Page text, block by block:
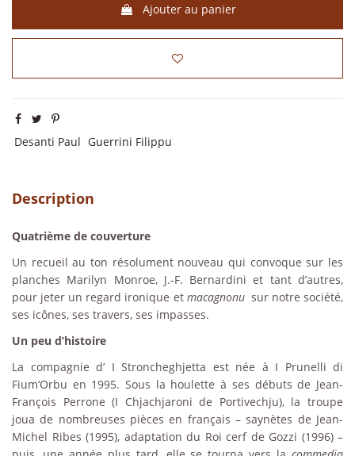
Ajouter au panier
Desanti Paul Guerrini Filippu
Description
Quatrième de couverture
Un recueil au ton résolument nouveau qui convoque sur les
planches Marilyn Monroe, J.-F. Bernardini et tant d’autres,
pour jeter un regard ironique et macagnonusur notre société,
ses icônes, ses travers, ses impasses.
Un peu d’histoire
La compagnie d’ I Stroncheghjetta est née à I Prunelli di
Fium’Orbu en 1995. Sous la houlette à ses débuts de Jean-
François Perrone (I Chjachjaroni de Portivechju), la troupe
joua de nombreuses pièces en français – saynètes de Jean-
Michel Ribes (1995), adaptation du Roi cerf de Gozzi (1996) –